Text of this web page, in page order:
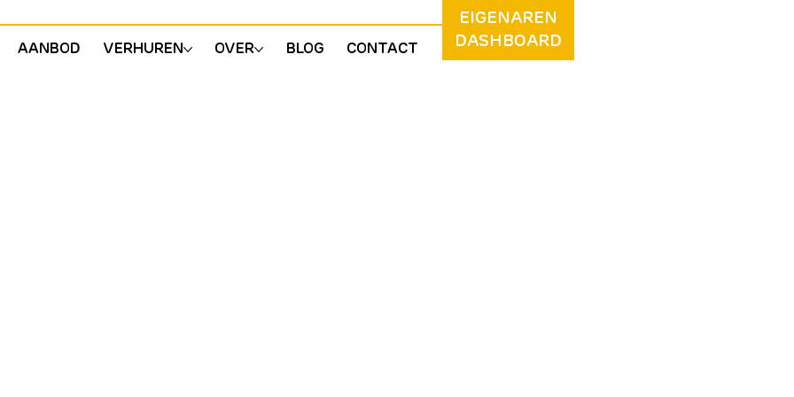
AANBOD VERHUREN OVER BLOG CONTACT
EIGENAREN
DASHBOARD